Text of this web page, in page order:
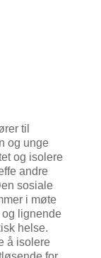
til
og unge
og isolere
andre
sosiale
i møte
og lignende
helse.
å isolere